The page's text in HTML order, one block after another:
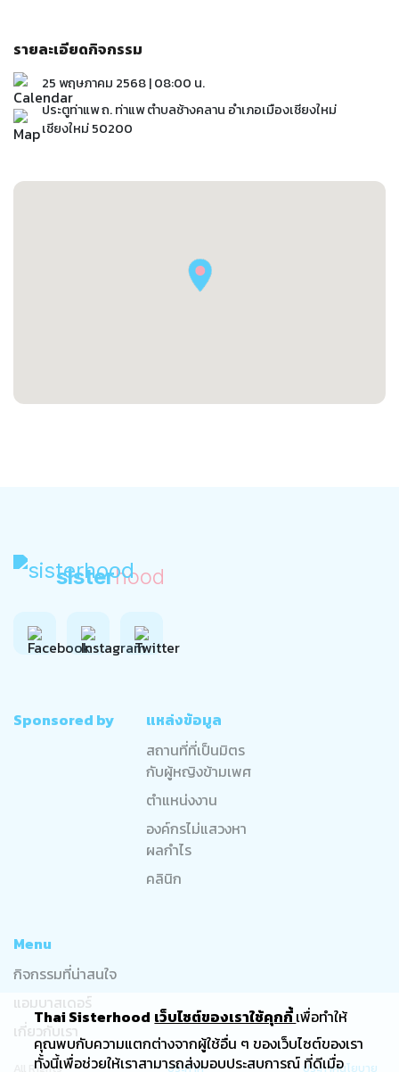
รายละเอียดกิจกรรม
25 พฤษภาคม 2568 | 08:00 น.
ประตูท่าแพ ถ. ท่าแพ ตำบลช้างคลาน อำเภอเมืองเชียงใหม่
เชียงใหม่ 50200
sisterhood
Sponsored by
แหล่งข้อมูล
สถานที่ที่เป็นมิตร
กับผู้หญิงข้ามเพศ
ตำแหน่งงาน
องค์กรไม่แสวงหา
ผลกำไร
คลินิก
Menu
กิจกรรมที่น่าสนใจ
แอมบาสเดอร์
เกี่ยวกับเรา
All Rights ประกาศ ประกาศนโยบาย
Thai Sisterhood เว็บไซต์ของเราใช้คุกกี้เพื่อทำให้
คุณพบกับความแตกต่างจากผู้ใช้อื่น ๆ ของเว็บไซต์ของเรา
ทั้งนี้เพื่อช่วยให้เราสามารถส่งมอบประสบการณ์ ที่ดีเมื่อ